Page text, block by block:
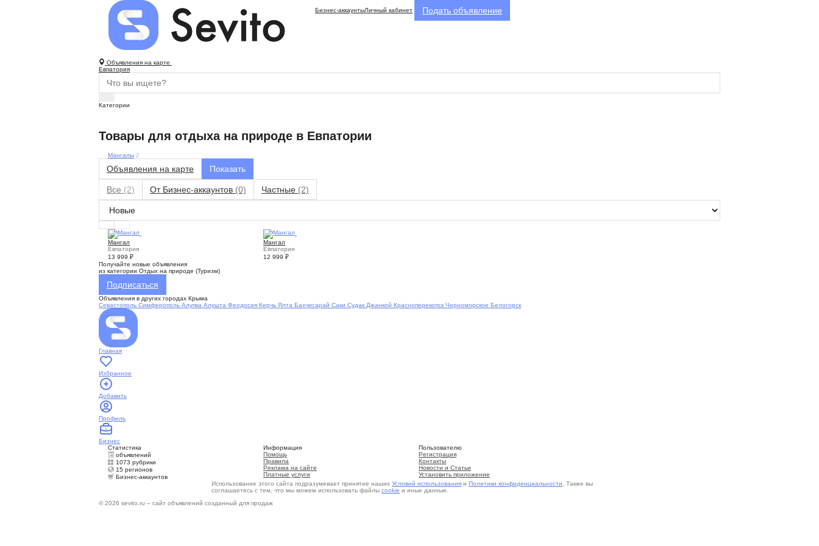
Бизнес-аккаунтыЛичный кабинет Подать объявление
Объявления на карте
Евпатория
Категории
Товары для отдыха на природе в Евпатории
Мангалы 2
Объявления на карте
Все (2) От Бизнес-аккаунтов (0) Частные (2)
Мангал
Евпатория
13 999 ₽
Мангал
Евпатория
12 999 ₽
Получайте новые объявления
из категории Отдых на природе (Туризм)
Подписаться
Объявления в других городах Крыма
Севастополь Симферополь Алупка Алушта Феодосия Керчь Ялта Бахчисарай Саки Судак Джанкой Красноперекопск Черноморское Белогорск
Главная
Избранное
Добавить
Профиль
Бизнес
Статистика
объявлений
1073 рубрики
15 регионов
Бизнес-аккаунтов
Информация
Помощь
Правила
Реклама на сайте
Платные услуги
Пользователю
Регистрация
Контакты
Новости и Статьи
Установить приложение
Использование этого сайта подразумевает принятие наших Условий использования и Политики конфиденциальности . Также вы
соглашаетесь с тем, что мы можем использовать файлы cookie и иные данные.
© 2026 sevito.ru – сайт объявлений созданный для продаж